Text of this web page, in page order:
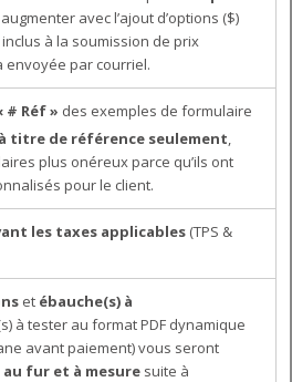
avec l’ajout d’options ($)
à la soumission de prix
envoyée par courriel.
# Réf » des exemples de formulaire
à titre de référence seulement,
plus onéreux parce qu’ils ont
pour le client.
les taxes applicables (TPS &
et ébauche(s) à
à tester au format PDF dynamique
avant paiement) vous seront
au fur et à mesure suite à